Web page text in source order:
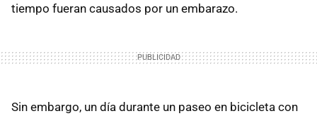
tiempo fueran causados por un embarazo.
Sin embargo, un día durante un paseo en bicicleta con